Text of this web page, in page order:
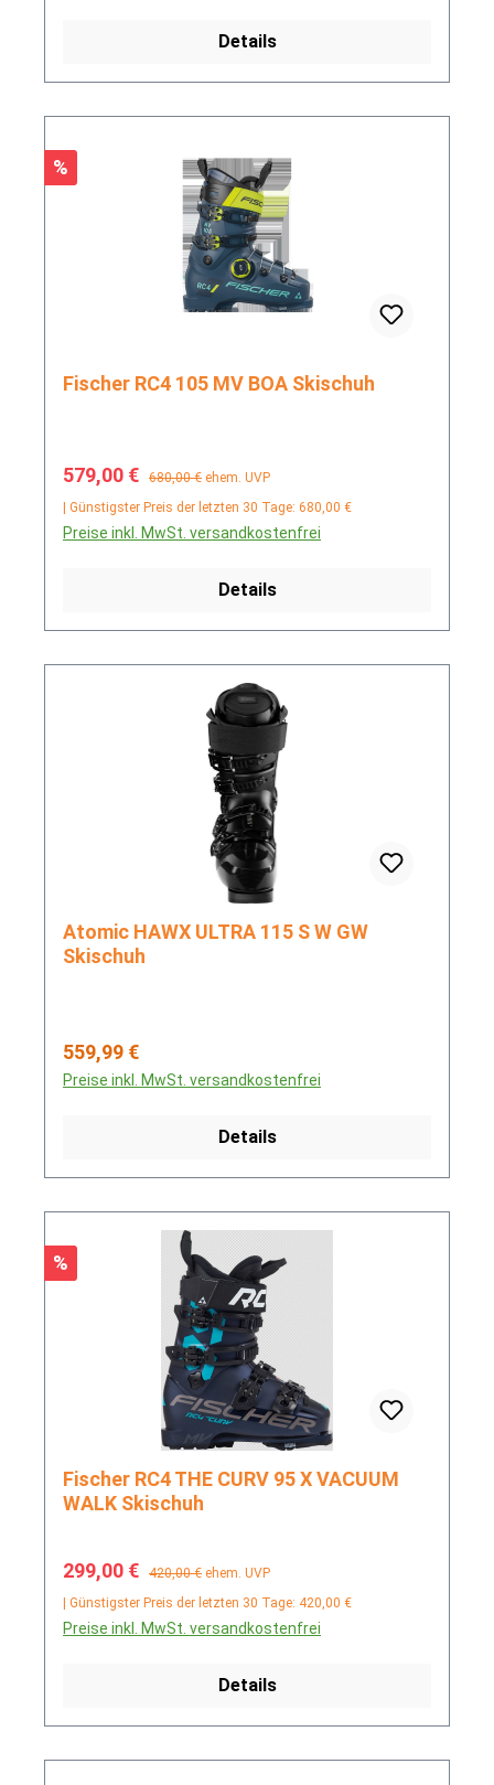
Details
Rabatt
%
Fischer RC4 105 MV BOA Skischuh
Verkaufspreis:
579,00 € Regulärer Preis:
680,00 € ehem. UVP
| Günstigster Preis der letzten 30 Tage: 680,00 €
Preise inkl. MwSt. versandkostenfrei
Details
Atomic HAWX ULTRA 115 S W GW
Skischuh
Regulärer Preis:
559,99 €
Preise inkl. MwSt. versandkostenfrei
Details
Rabatt
%
Fischer RC4 THE CURV 95 X VACUUM
WALK Skischuh
Verkaufspreis:
299,00 € Regulärer Preis:
420,00 € ehem. UVP
| Günstigster Preis der letzten 30 Tage: 420,00 €
Preise inkl. MwSt. versandkostenfrei
Details